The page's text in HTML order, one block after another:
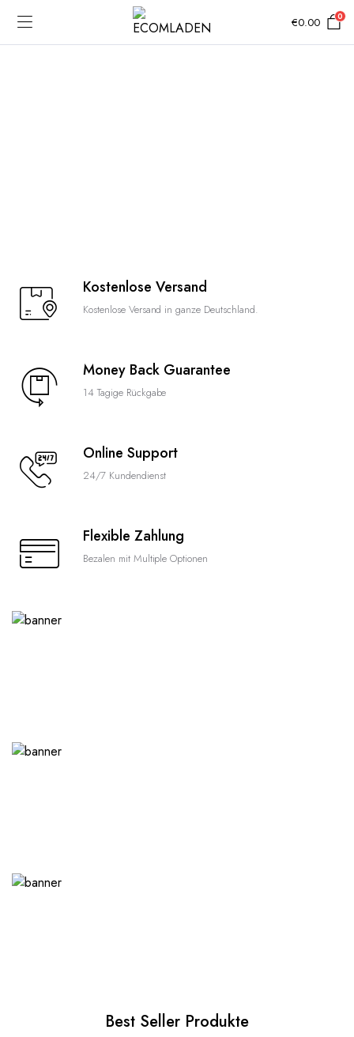
€0.00 0
Kostenlose Versand
Kostenlose Versand in ganze Deutschland.
Money Back Guarantee
14 Tagige Rückgabe
Online Support
24/7 Kundendienst
Flexible Zahlung
Bezalen mit Multiple Optionen
Best Seller Produkte